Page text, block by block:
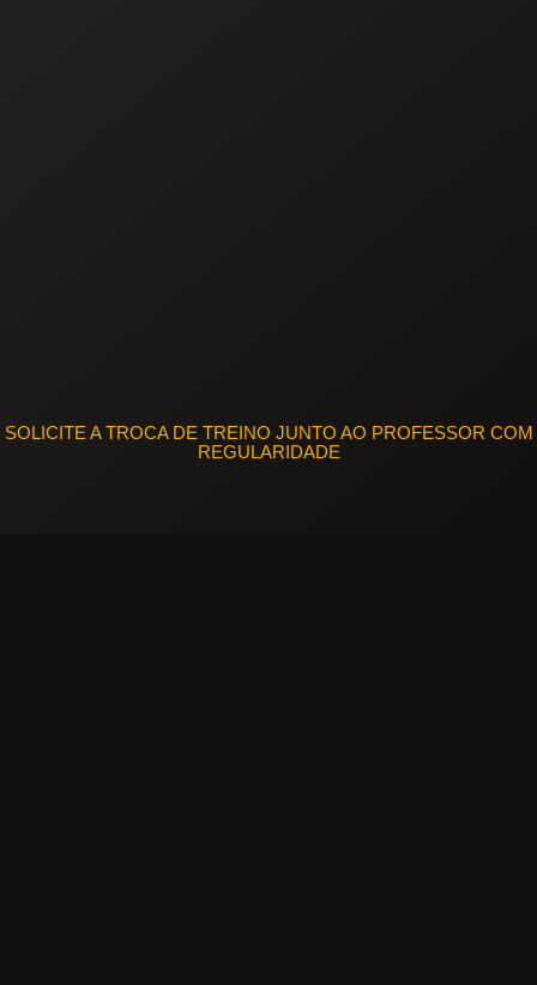
SOLICITE A TROCA DE TREINO JUNTO AO PROFESSOR COM
REGULARIDADE